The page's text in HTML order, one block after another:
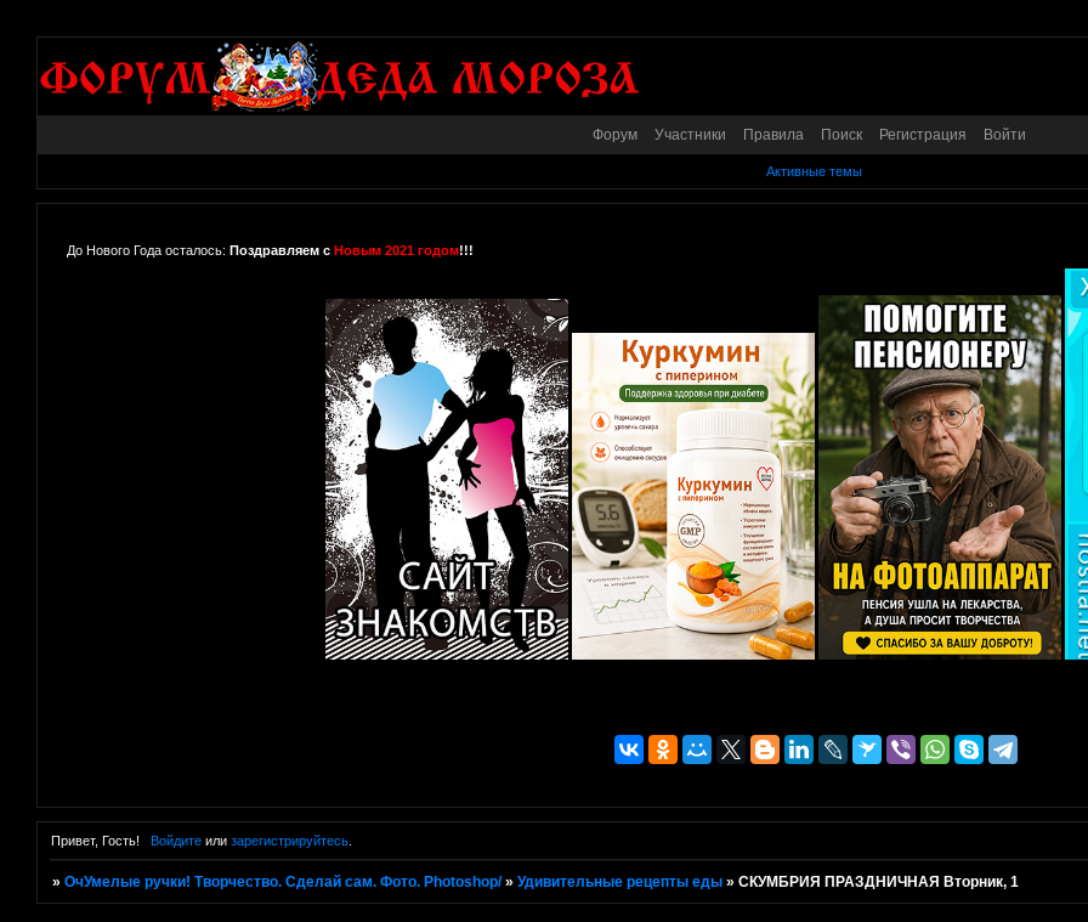
Форум Участники Правила Поиск Регистрация Войти
Активные темы
До Нового Года осталось: Поздравляем с Новым 2021 годом!!!
Привет, Гость! Войдитеили зарегистрируйтесь.
»ОчУмелые ручки! Творчество. Сделай сам. Фото. Photoshop/ »Удивительные рецепты еды »СКУМБРИЯ ПРАЗДНИЧНАЯ Вторник, 1